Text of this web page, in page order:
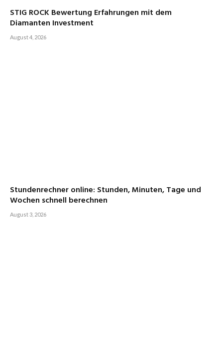
STIG ROCK Bewertung Erfahrungen mit dem
Diamanten Investment
August 4, 2026
Stundenrechner online: Stunden, Minuten, Tage und
Wochen schnell berechnen
August 3, 2026